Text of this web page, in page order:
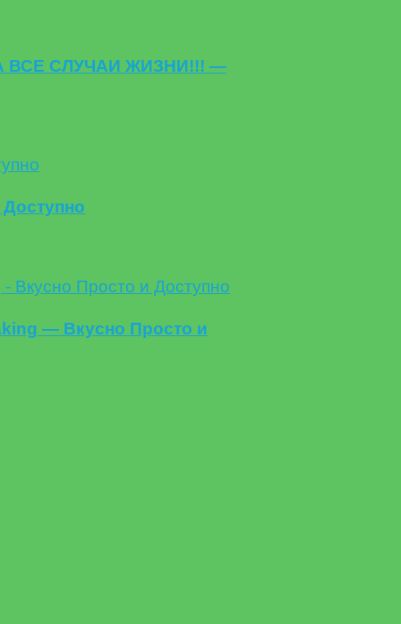
ВСЕ СЛУЧАИ ЖИЗНИ!!! —
— Вкусно Просто и